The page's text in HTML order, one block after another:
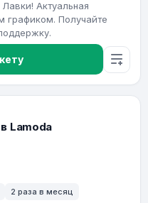
Актуальная
графиком. Получайте
Lamoda
2 раза в месяц